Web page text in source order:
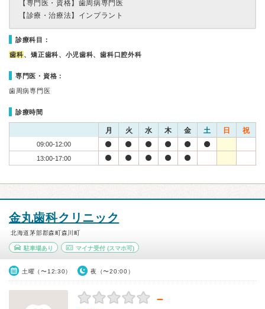
【専門医・資格】 歯周病専門医
【診療・治療法】 インプラント
診療科目：
歯科、矯正歯科、小児歯科、歯科口腔外科
専門医・資格：
歯周病専門医
診療時間
月 火 水 木 金 土 日 祝
09:00-12:00
13:00-17:00
金丸歯科クリニック
北海道茅部郡森町森川町
駐車場あり マイナ受付(スマホ可)
土曜（〜12:30） 夜（〜20:00）
－